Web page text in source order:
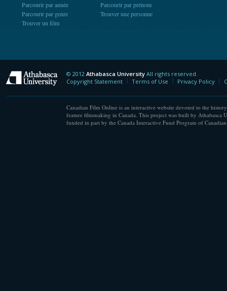
Parcourir par année
Parcourir par genre
Trouver un film
Parcourir par prénom
Trouver une personne
Athabasca University
© 2012 Athabasca University All rights reserved.
Copyright Statement
Terms of Use Privacy Policy
Canadian Film Online is an interactive website devoted to the
feature filmmaking in Canada. This project was built by Athabasca
funded in part by the Canada Interactive Fund Program of